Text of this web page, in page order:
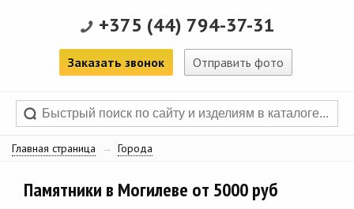
+375 (44) 794-37-31
Заказать звонок Отправить фото
Главная страница → Города
Памятники в Могилеве от 5000 руб